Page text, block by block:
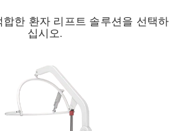
한 환자 리프트 솔루션을 선택하
십시오.